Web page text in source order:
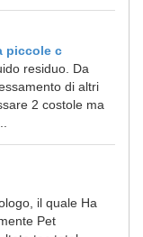
piccole c
residuo. Da
di altri
2 costole ma
il quale Ha
Pet